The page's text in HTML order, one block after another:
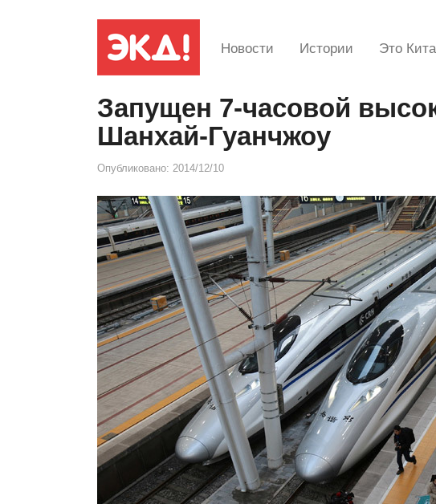
Новости Истории Это
Запущен 7-часовой
Шанхай-Гуанчжоу
Опубликовано: 2014/12/10